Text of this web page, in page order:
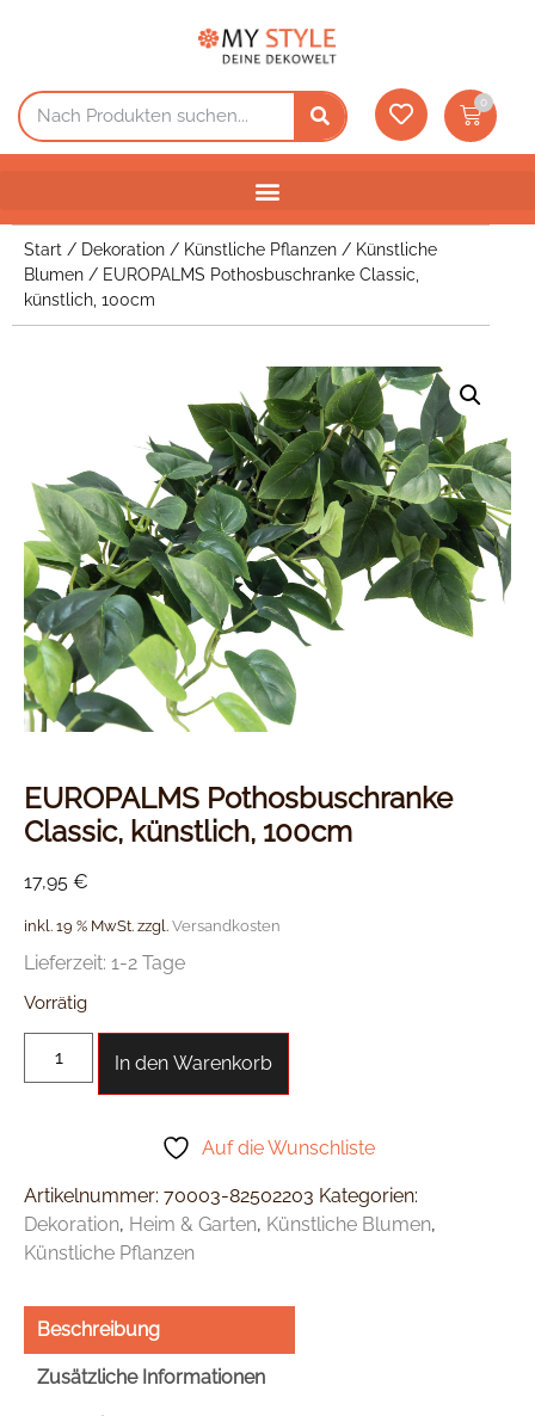
0
Start / Dekoration / Künstliche Pflanzen / Künstliche
Blumen / EUROPALMS Pothosbuschranke Classic,
künstlich, 100cm
EUROPALMS Pothosbuschranke
Classic, künstlich, 100cm
17,95 €
inkl. 19 % MwSt. zzgl. Versandkosten
Lieferzeit: 1-2 Tage
Vorrätig
In den Warenkorb
Auf die Wunschliste
Artikelnummer: 70003-82502203 Kategorien:
Dekoration, Heim & Garten, Künstliche Blumen,
Künstliche Pflanzen
Beschreibung
Zusätzliche Informationen